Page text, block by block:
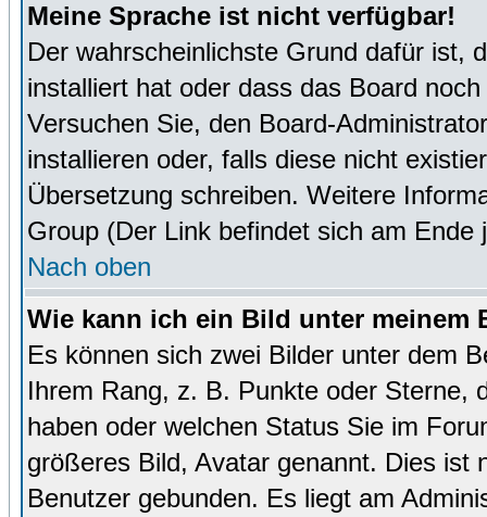
Meine Sprache ist nicht verfügbar!
Der wahrscheinlichste Grund dafür ist,
installiert hat oder dass das Board
Versuchen Sie, den Board-
installieren oder, falls diese nicht
Übersetzung schreiben. Weitere
Group (Der Link befindet sich am Ende
Nach oben
Wie kann ich ein Bild unter meinem
Es können sich zwei Bilder unter dem
Ihrem Rang, z. B. Punkte oder Sterne,
haben oder welchen Status Sie im
größeres Bild, Avatar genannt. Dies ist
Benutzer gebunden. Es liegt am